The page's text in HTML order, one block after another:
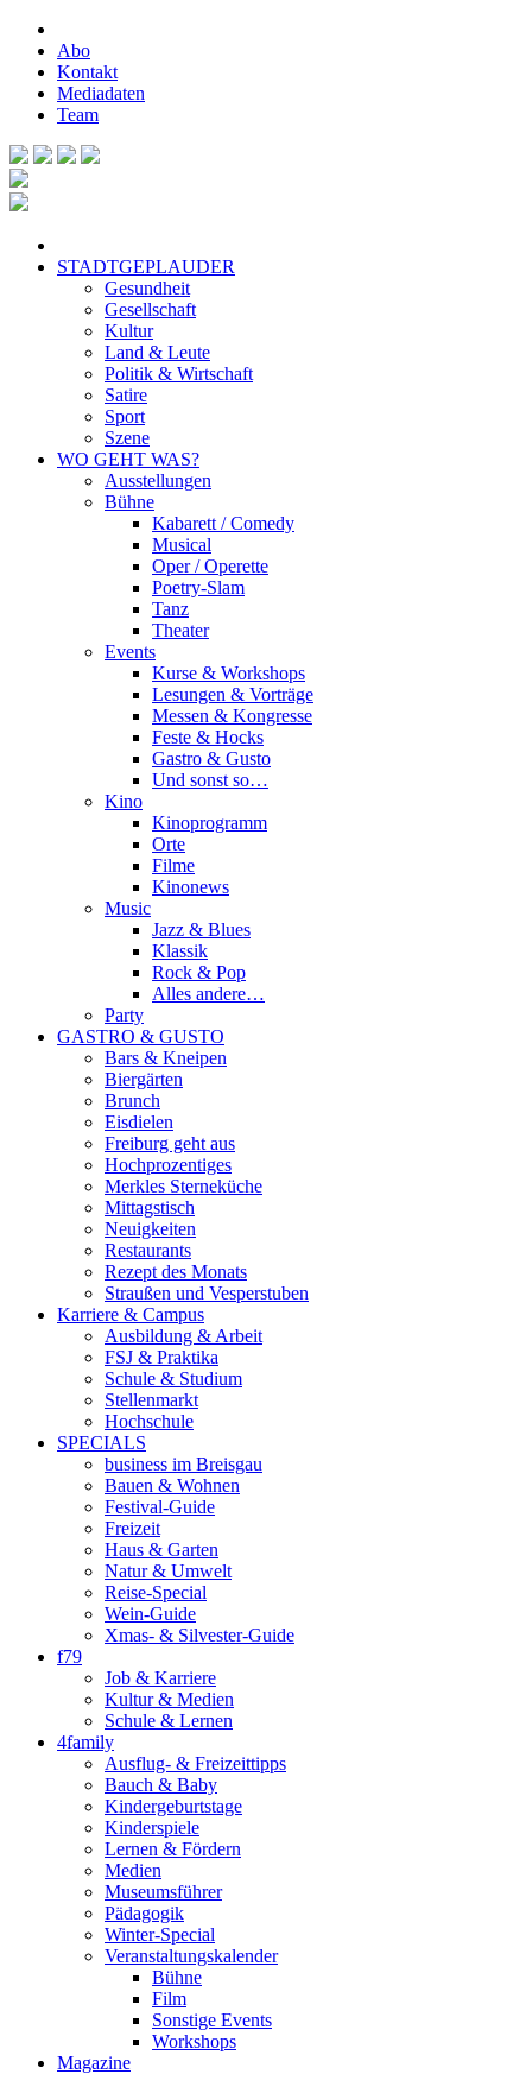
Abo
Kontakt
Mediadaten
Team
STADTGEPLAUDER
Gesundheit
Gesellschaft
Kultur
Land & Leute
Politik & Wirtschaft
Satire
Sport
Szene
WO GEHT WAS?
Ausstellungen
Bühne
Kabarett / Comedy
Musical
Oper / Operette
Poetry-Slam
Tanz
Theater
Events
Kurse & Workshops
Lesungen & Vorträge
Messen & Kongresse
Feste & Hocks
Gastro & Gusto
Und sonst so…
Kino
Kinoprogramm
Orte
Filme
Kinonews
Music
Jazz & Blues
Klassik
Rock & Pop
Alles andere…
Party
GASTRO & GUSTO
Bars & Kneipen
Biergärten
Brunch
Eisdielen
Freiburg geht aus
Hochprozentiges
Merkles Sterneküche
Mittagstisch
Neuigkeiten
Restaurants
Rezept des Monats
Straußen und Vesperstuben
Karriere & Campus
Ausbildung & Arbeit
FSJ & Praktika
Schule & Studium
Stellenmarkt
Hochschule
SPECIALS
business im Breisgau
Bauen & Wohnen
Festival-Guide
Freizeit
Haus & Garten
Natur & Umwelt
Reise-Special
Wein-Guide
Xmas- & Silvester-Guide
f79
Job & Karriere
Kultur & Medien
Schule & Lernen
4family
Ausflug- & Freizeittipps
Bauch & Baby
Kindergeburtstage
Kinderspiele
Lernen & Fördern
Medien
Museumsführer
Pädagogik
Winter-Special
Veranstaltungskalender
Bühne
Film
Sonstige Events
Workshops
Magazine